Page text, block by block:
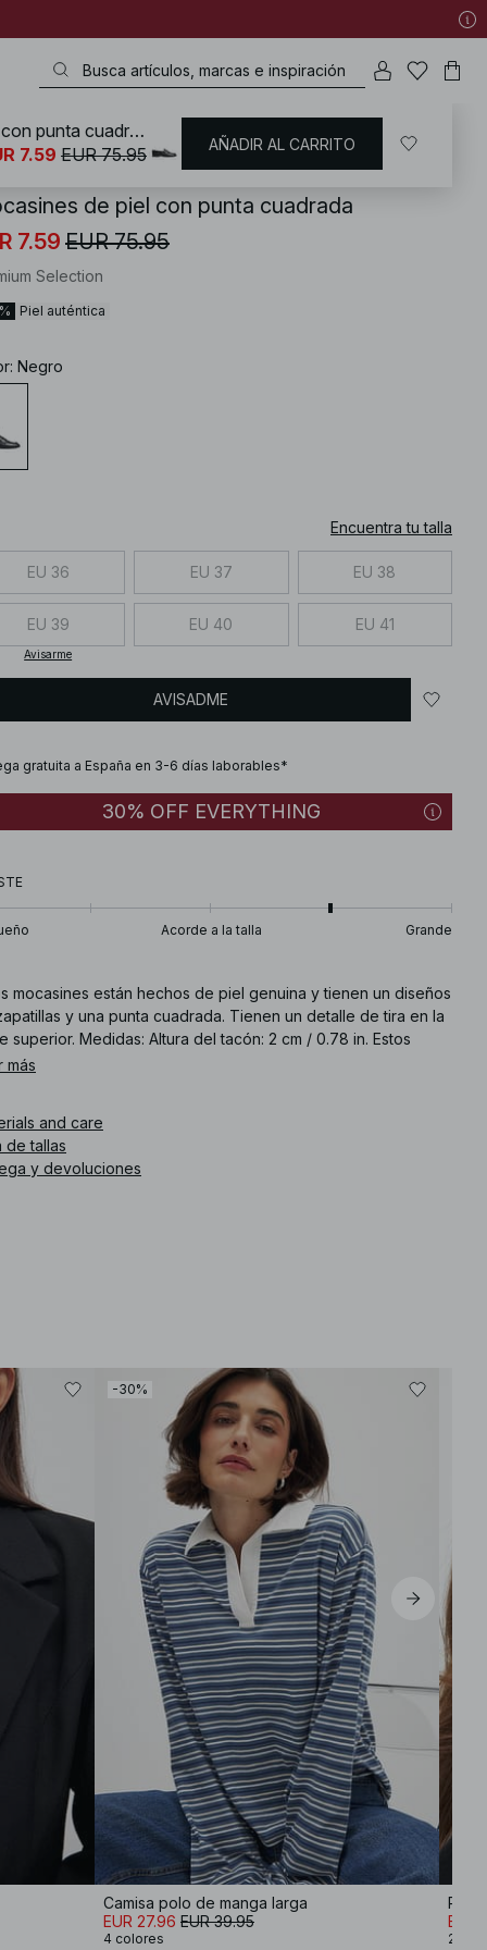
/ Zapatos / Zapatos planos Mocasines
de piel con punta cuadrada
7.59 EUR 75.95
Selection
Piel auténtica
: Negro
Encuentra tu talla
EU 36 EU 37 EU 38
EU 39
Avisarme
EU 40 EU 41
AVISADME
gratuita a España en 3-6 días laborables*
30% OFF EVERYTHING
Acorde a la talla Grande
mocasines están hechos de piel genuina y tienen un diseños
y una punta cuadrada. Tienen un detalle de tira en la
superior. Medidas: Altura del tacón: 2 cm / 0.78 in. Estos
están disponibles en negro.
más
and care
de tallas
y devoluciones
-30%
Camisa polo de manga larga
EUR 27.96 EUR 39.95
4 colores
EUR
2
Mocasines de piel con punta cuadrada
7.59 EUR 75.95 AÑADIR AL CARRITO